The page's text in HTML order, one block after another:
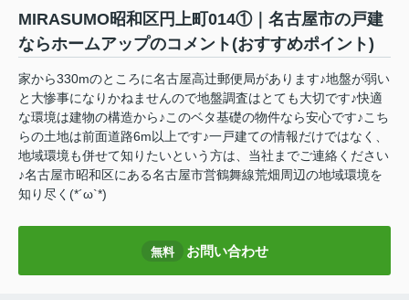
MIRASUMO昭和区円上町014①｜名古屋市の戸建
ならホームアップのコメント(おすすめポイント)
家から330mのところに名古屋高辻郵便局があります♪地盤が弱い
と大惨事になりかねませんので地盤調査はとても大切です♪快適
な環境は建物の構造から♪このベタ基礎の物件なら安心です♪こち
らの土地は前面道路6m以上です♪一戸建ての情報だけではなく、
地域環境も併せて知りたいという方は、当社までご連絡ください
♪名古屋市昭和区にある名古屋市営鶴舞線荒畑周辺の地域環境を
知り尽く(*´ω`*)
無料 お問い合わせ